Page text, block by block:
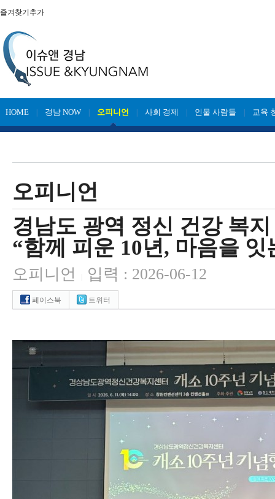
즐겨찾기추가
HOME 경남 NOW 오피니언 사회 경제 인물 사람들 교육
오피니언
경남도 광역 정신 건강 복
“함께 피운 10년, 마음을 잇
오피니언 입력 : 2026-06-12
페이스북 트위터